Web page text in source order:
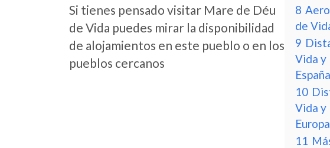
Si tienes pensado visitar Mare de Déu
de Vida puedes mirar la disponibilidad
de alojamientos en este pueblo o en los
pueblos cercanos
8
de
9
Vida y
España
10
Vida y
Europa
11